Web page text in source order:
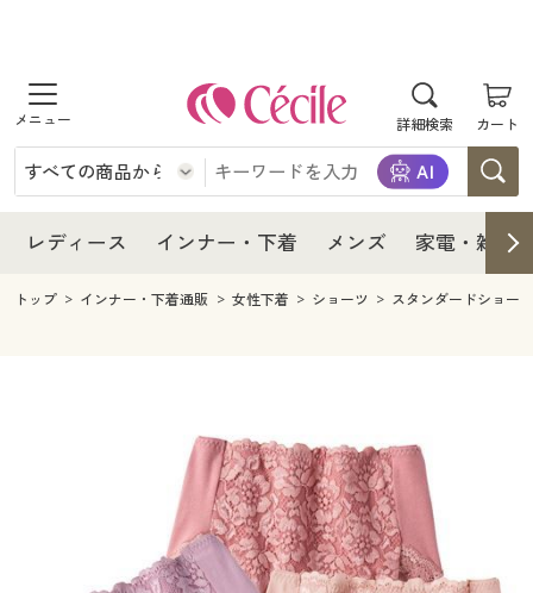
詳細検索 カート
商品を探す
レディース
レディースファッション
インナー・下着
インナー・下着通販すべて
ジュニア・ティーンズ下着
メンズ
キッチン・雑貨・日用品
寝具・インテリア・家具通販すべて
美容・健康通販すべて
制服・スクール
レディース インナー・下着 メンズ 家電・雑貨
レディース
レディース通販すべて
レディースファッション
インナー・下着
インナー・下着通販すべて
メンズ
キッチン・雑貨・日用品
美容・健康通販すべて
美容・健康・サプリメント
制服・スクールすべて
トップ インナー・下着通販 女性下着 ショーツ スタンダードショー